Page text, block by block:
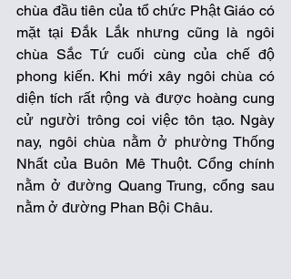
chùa đầu tiên của tổ chức Phật Giáo có
mặt tại Đắk Lắk nhưng cũng là ngôi
chùa Sắc Tứ cuối cùng của chế độ
phong kiến. Khi mới xây ngôi chùa có
diện tích rất rộng và được hoàng cung
cử người trông coi việc tôn tạo. Ngày
nay, ngôi chùa nằm ở phường Thống
Nhất của Buôn Mê Thuột. Cổng chính
nằm ở đường Quang Trung, cổng sau
nằm ở đường Phan Bội Châu.